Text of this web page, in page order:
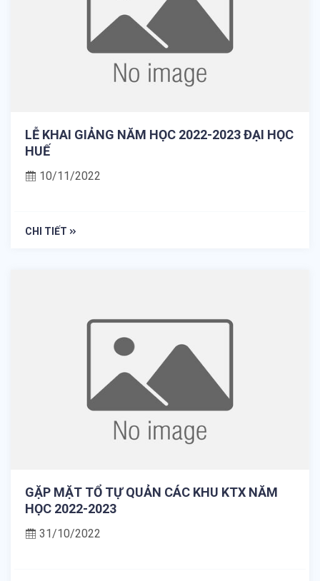
LỄ KHAI GIẢNG NĂM HỌC 2022-2023 ĐẠI HỌC
HUẾ
10/11/2022
CHI TIẾT
GẶP MẶT TỔ TỰ QUẢN CÁC KHU KTX NĂM
HỌC 2022-2023
31/10/2022